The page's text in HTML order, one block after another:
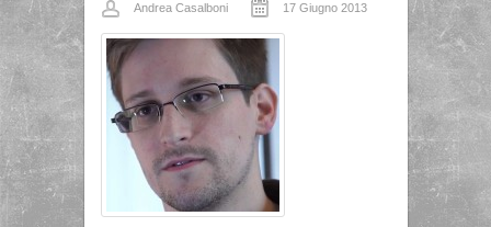
Andrea Casalboni 17 Giugno 2013